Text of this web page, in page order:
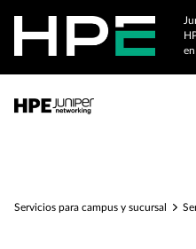
Servicios para campus y sucursal